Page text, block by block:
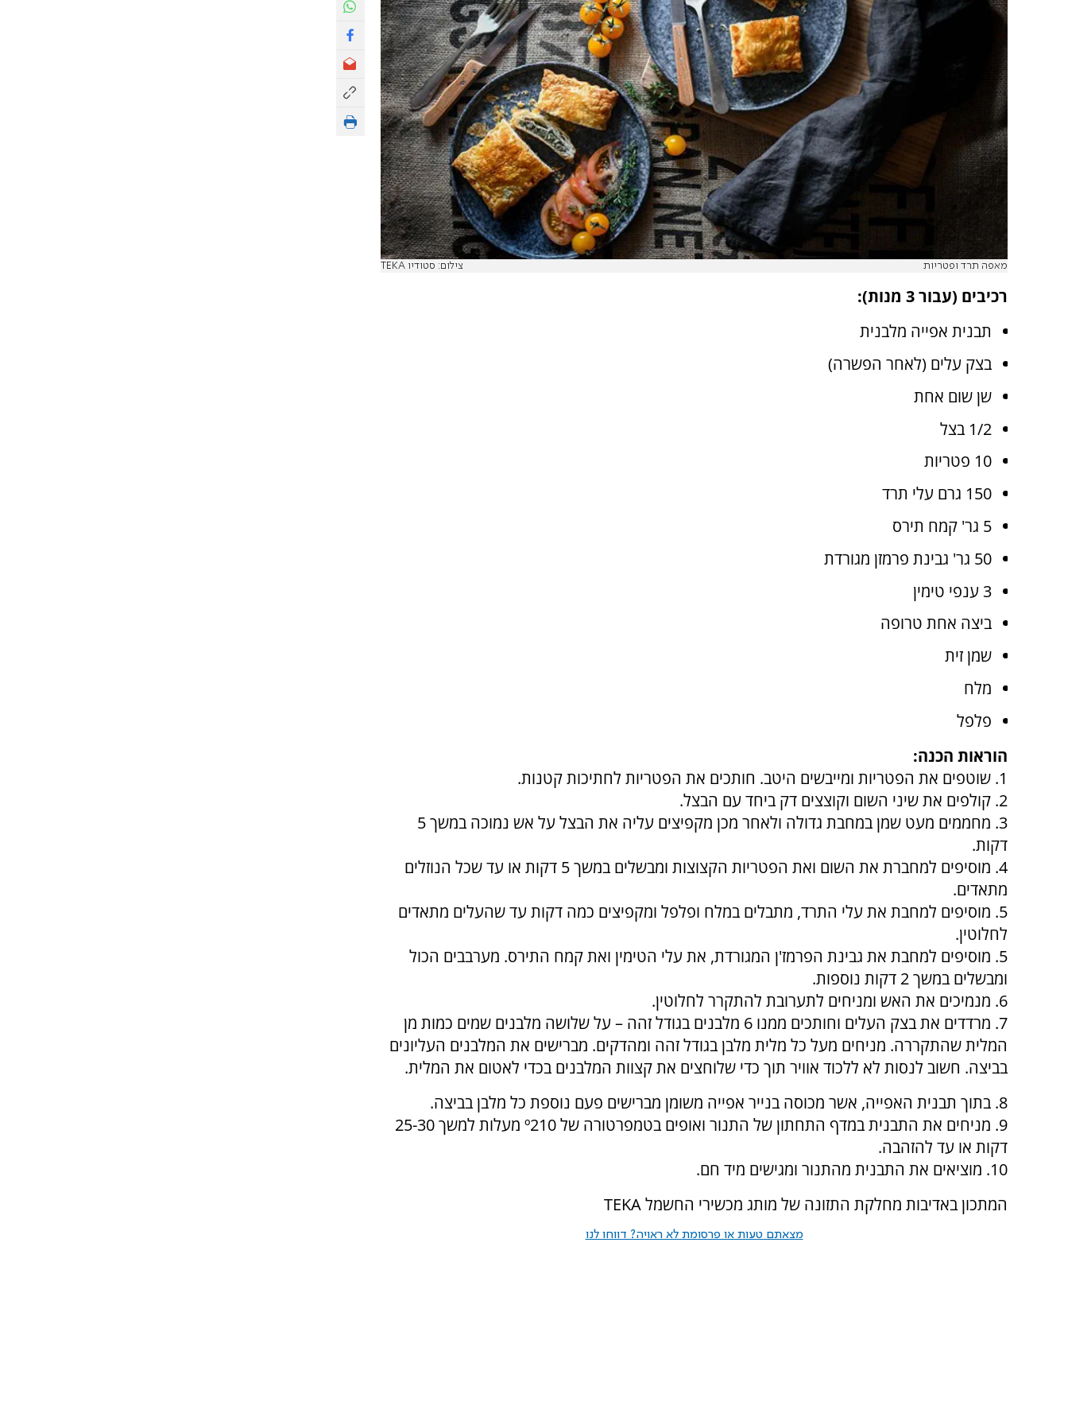
מאפה תרד ופטריות צילום: סטודיו TEKA
רכיבים (עבור 3 מנות):
תבנית אפייה מלבנית
בצק עלים (לאחר הפשרה)
שן שום אחת
1/2 בצל
10 פטריות
150 גרם עלי תרד
5 גר' קמח תירס
50 גר' גבינת פרמזן מגורדת
3 ענפי טימין
ביצה אחת טרופה
שמן זית
מלח
פלפל
הוראות הכנה:
1. שוטפים את הפטריות ומייבשים היטב. חותכים את הפטריות לחתיכות קטנות.
2. קולפים את שיני השום וקוצצים דק ביחד עם הבצל.
3. מחממים מעט שמן במחבת גדולה ולאחר מכן מקפיצים עליה את הבצל על אש נמוכה במשך 5
דקות.
4. מוסיפים למחברת את השום ואת הפטריות הקצוצות ומבשלים במשך 5 דקות או עד שכל הנוזלים
מתאדים.
5. מוסיפים למחבת את עלי התרד, מתבלים במלח ופלפל ומקפיצים כמה דקות עד שהעלים מתאדים
לחלוטין.
5. מוסיפים למחבת את גבינת הפרמז'ן המגורדת, את עלי הטימין ואת קמח התירס. מערבבים הכול
ומבשלים במשך 2 דקות נוספות.
6. מנמיכים את האש ומניחים לתערובת להתקרר לחלוטין.
7. מרדדים את בצק העלים וחותכים ממנו 6 מלבנים בגודל זהה – על שלושה מלבנים שמים כמות מן
המלית שהתקררה. מניחים מעל כל מלית מלבן בגודל זהה ומהדקים. מברישים את המלבנים העליונים
בביצה. חשוב לנסות לא ללכוד אוויר תוך כדי שלוחצים את קצוות המלבנים בכדי לאטום את המלית.
8. בתוך תבנית האפייה, אשר מכוסה בנייר אפייה משומן מברישים פעם נוספת כל מלבן בביצה.
9. מניחים את התבנית במדף התחתון של התנור ואופים בטמפרטורה של º210 מעלות למשך 25-30
דקות או עד להזהבה.
10. מוציאים את התבנית מהתנור ומגישים מיד חם.
המתכון באדיבות מחלקת התזונה של מותג מכשירי החשמל TEKA
מצאתם טעות או פרסומת לא ראויה? דווחו לנו